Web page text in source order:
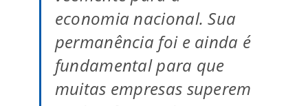
economia nacional. Sua
permanência foi e ainda é
fundamental para que
muitas empresas superem